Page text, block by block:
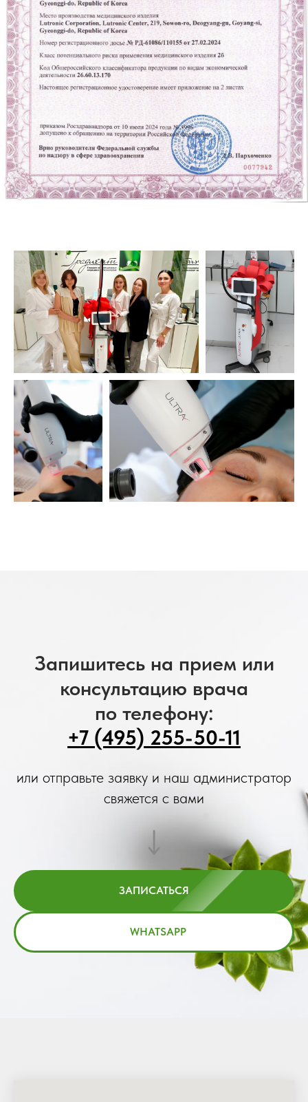
Запишитесь на прием или
консультацию врача
по телефону:
+7 (495) 255-50-11
или отправьте заявку и наш администратор
свяжется с вами
ЗАПИСАТЬСЯ
WHATSAPP